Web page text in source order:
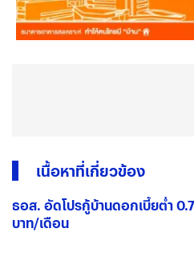
เนื้อหาที่เกี่ยวข้อง
ธอส. อัดโปรกู้บ้านดอกเบี้ยต่ำ
บาท/เดือน